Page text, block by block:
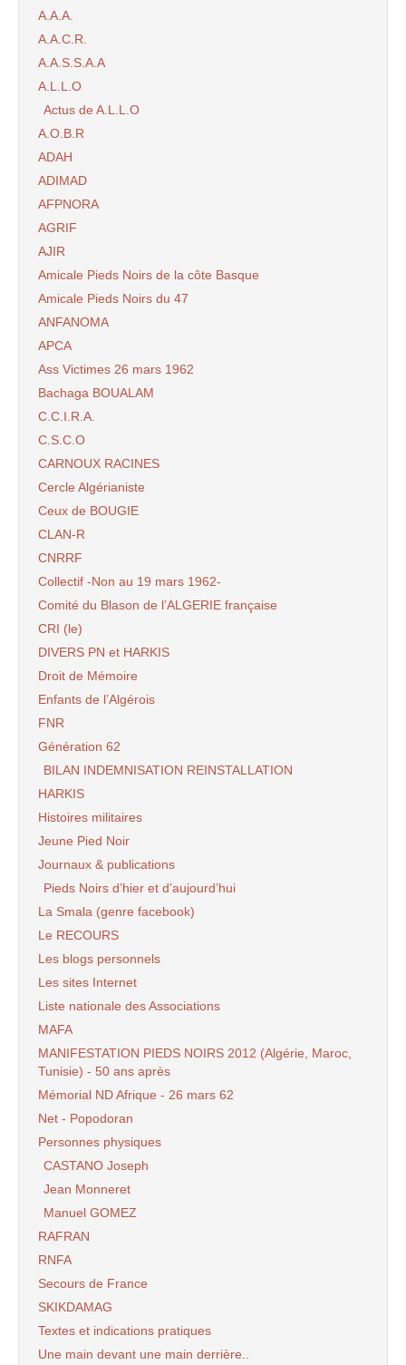
A.A.A.
A.A.C.R.
A.A.S.S.A.A
A.L.L.O
Actus de A.L.L.O
A.O.B.R
ADAH
ADIMAD
AFPNORA
AGRIF
AJIR
Amicale Pieds Noirs de la côte Basque
Amicale Pieds Noirs du 47
ANFANOMA
APCA
Ass Victimes 26 mars 1962
Bachaga BOUALAM
C.C.I.R.A.
C.S.C.O
CARNOUX RACINES
Cercle Algérianiste
Ceux de BOUGIE
CLAN-R
CNRRF
Collectif -Non au 19 mars 1962-
Comité du Blason de l’ALGERIE française
CRI (le)
DIVERS PN et HARKIS
Droit de Mémoire
Enfants de l’Algérois
FNR
Génération 62
BILAN INDEMNISATION REINSTALLATION
HARKIS
Histoires militaires
Jeune Pied Noir
Journaux & publications
Pieds Noirs d’hier et d’aujourd’hui
La Smala (genre facebook)
Le RECOURS
Les blogs personnels
Les sites Internet
Liste nationale des Associations
MAFA
MANIFESTATION PIEDS NOIRS 2012 (Algérie, Maroc,
Tunisie) - 50 ans après
Mémorial ND Afrique - 26 mars 62
Net - Popodoran
Personnes physiques
CASTANO Joseph
Jean Monneret
Manuel GOMEZ
RAFRAN
RNFA
Secours de France
SKIKDAMAG
Textes et indications pratiques
Une main devant une main derrière..